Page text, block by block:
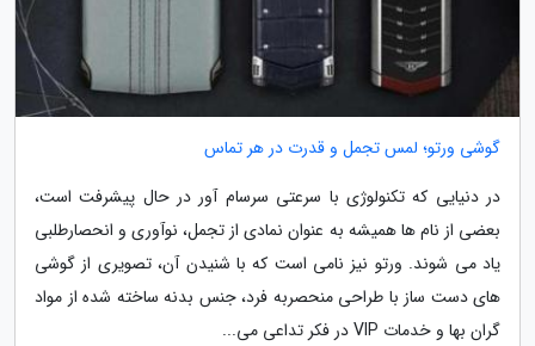
گوشی ورتو؛ لمس تجمل و قدرت در هر تماس
در دنیایی که تکنولوژی با سرعتی سرسام آور در حال پیشرفت است،
بعضی از نام ها همیشه به عنوان نمادی از تجمل، نوآوری و انحصارطلبی
یاد می شوند. ورتو نیز نامی است که با شنیدن آن، تصویری از گوشی
های دست ساز با طراحی منحصربه فرد، جنس بدنه ساخته شده از مواد
گران بها و خدمات VIP در فکر تداعی می...